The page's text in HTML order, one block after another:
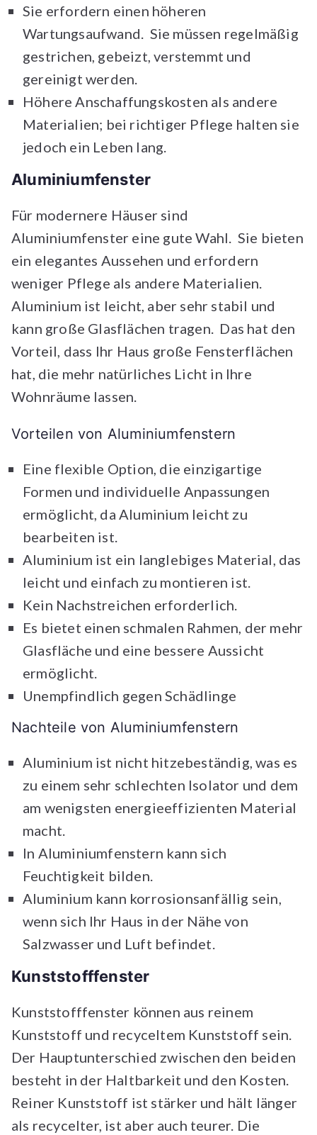
Sie erfordern einen höheren
Wartungsaufwand. Sie müssen regelmäßig
gestrichen, gebeizt, verstemmt und
gereinigt werden.
Höhere Anschaffungskosten als andere
Materialien; bei richtiger Pflege halten sie
jedoch ein Leben lang.
Aluminiumfenster
Für modernere Häuser sind
Aluminiumfenster eine gute Wahl. Sie bieten
ein elegantes Aussehen und erfordern
weniger Pflege als andere Materialien.
Aluminium ist leicht, aber sehr stabil und
kann große Glasflächen tragen. Das hat den
Vorteil, dass Ihr Haus große Fensterflächen
hat, die mehr natürliches Licht in Ihre
Wohnräume lassen.
Vorteilen von Aluminiumfenstern
Eine flexible Option, die einzigartige
Formen und individuelle Anpassungen
ermöglicht, da Aluminium leicht zu
bearbeiten ist.
Aluminium ist ein langlebiges Material, das
leicht und einfach zu montieren ist.
Kein Nachstreichen erforderlich.
Es bietet einen schmalen Rahmen, der mehr
Glasfläche und eine bessere Aussicht
ermöglicht.
Unempfindlich gegen Schädlinge
Nachteile von Aluminiumfenstern
Aluminium ist nicht hitzebeständig, was es
zu einem sehr schlechten Isolator und dem
am wenigsten energieeffizienten Material
macht.
In Aluminiumfenstern kann sich
Feuchtigkeit bilden.
Aluminium kann korrosionsanfällig sein,
wenn sich Ihr Haus in der Nähe von
Salzwasser und Luft befindet.
Kunststofffenster
Kunststofffenster können aus reinem
Kunststoff und recyceltem Kunststoff sein.
Der Hauptunterschied zwischen den beiden
besteht in der Haltbarkeit und den Kosten.
Reiner Kunststoff ist stärker und hält länger
als recycelter, ist aber auch teurer. Die